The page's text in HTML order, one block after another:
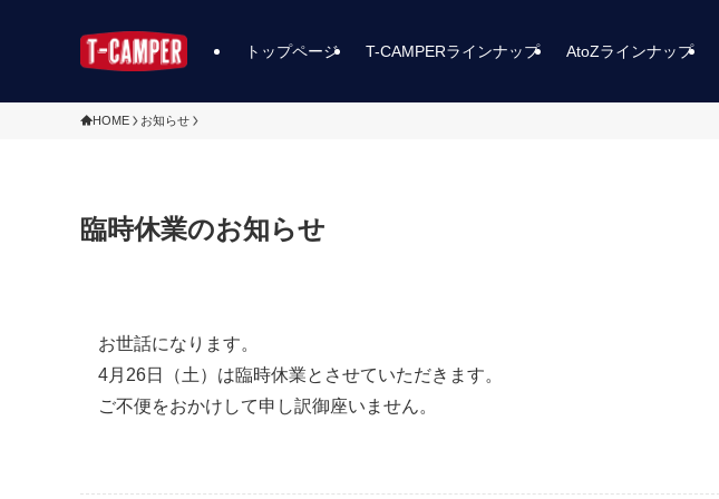
トップページ T-CAMPERラインナップ AtoZラインナップ
HOME お知らせ
臨時休業のお知らせ
お世話になります。
4月26日（土）は臨時休業とさせていただきます。
ご不便をおかけして申し訳御座いません。